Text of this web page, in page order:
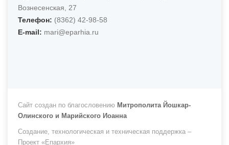
Вознесенская, 27
Телефон: (8362) 42-98-58
Е-mail: mari@eparhia.ru
Сайт создан по благословению Митрополита Йошкар-
Олинского и Марийского Иоанна
Создание, технологическая и техническая поддержка –
Проект «Епархия»